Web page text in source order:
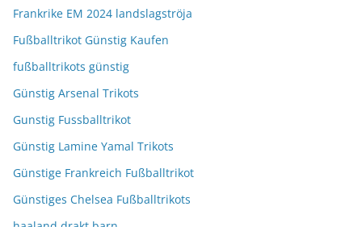
Frankrike EM 2024 landslagströja
Fußballtrikot Günstig Kaufen
fußballtrikots günstig
Günstig Arsenal Trikots
Gunstig Fussballtrikot
Günstig Lamine Yamal Trikots
Günstige Frankreich Fußballtrikot
Günstiges Chelsea Fußballtrikots